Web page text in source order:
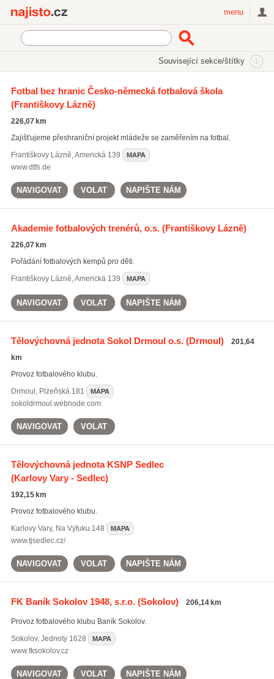
menu
Související sekce/štítky
fotbalové školy
fotbalové školy(454)
fotbalová hřiště
fotbalové kempy
Fotbal bez hranic Česko-německá fotbalová škola
(Františkovy Lázně)
226,07 km
Zajišťujeme přeshraniční projekt mládeže se zaměřením na fotbal.
Františkovy Lázně,Americká 139 MAPA
www.dtfs.de
NAVIGOVAT VOLAT NAPIŠTE NÁM
Akademie fotbalových trenérů, o.s.(Františkovy Lázně)
226,07 km
Pořádání fotbalových kempů pro děti.
Františkovy Lázně,Americká 139 MAPA
NAVIGOVAT VOLAT NAPIŠTE NÁM
Tělovýchovná jednota Sokol Drmoul o.s.(Drmoul)
201,64
km
Provoz fotbalového klubu.
Drmoul , Plzeňská 181 MAPA
sokoldrmoul.webnode.com
NAVIGOVAT VOLAT
Tělovýchovná jednota KSNP Sedlec
(Karlovy Vary - Sedlec)
192,15 km
Provoz fotbalového klubu.
Karlovy Vary, Na Výfuku 148 MAPA
www.tjsedlec.cz/
NAVIGOVAT VOLAT NAPIŠTE NÁM
FK Baník Sokolov 1948, s.r.o.(Sokolov) 206,14 km
Provoz fotbalového klubu Baník Sokolov.
Sokolov, Jednoty 1628 MAPA
www.fksokolov.cz
NAVIGOVAT VOLAT NAPIŠTE NÁM